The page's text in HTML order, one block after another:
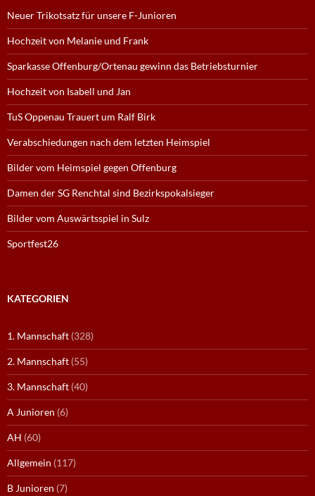
Neuer Trikotsatz für unsere F-Junioren
Hochzeit von Melanie und Frank
Sparkasse Offenburg/Ortenau gewinn das Betriebsturnier
Hochzeit von Isabell und Jan
TuS Oppenau Trauert um Ralf Birk
Verabschiedungen nach dem letzten Heimspiel
Bilder vom Heimspiel gegen Offenburg
Damen der SG Renchtal sind Bezirkspokalsieger
Bilder vom Auswärtsspiel in Sulz
Sportfest26
KATEGORIEN
1. Mannschaft (328)
2. Mannschaft (55)
3. Mannschaft (40)
A Junioren (6)
AH (60)
Allgemein (117)
B Junioren (7)